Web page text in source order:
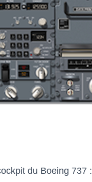
du Boeing 737 :